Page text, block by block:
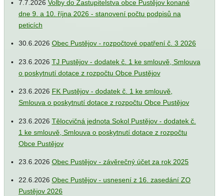
7.7.2026 Volby do Zastupitelstva obce Pustějov konané
dne 9. a 10. října 2026 - stanovení počtu podpisů na
peticích
30.6.2026 Obec Pustějov - rozpočtové opatření č. 3 2026
23.6.2026 TJ Pustějov - dodatek č. 1 ke smlouvě, Smlouva
o poskytnutí dotace z rozpočtu Obce Pustějov
23.6.2026 FK Pustějov - dodatek č. 1 ke smlouvě,
Smlouva o poskytnutí dotace z rozpočtu Obce Pustějov
23.6.2026 Tělocvičná jednota Sokol Pustějov - dodatek č.
1 ke smlouvě, Smlouva o poskytnutí dotace z rozpočtu
Obce Pustějov
23.6.2026 Obec Pustějov - závěrečný účet za rok 2025
22.6.2026 Obec Pustějov - usnesení z 16. zasedání ZO
Pustějov 2026